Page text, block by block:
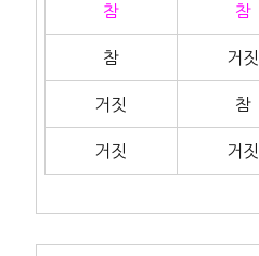
참 참
참 거짓
거짓 참
거짓 거짓